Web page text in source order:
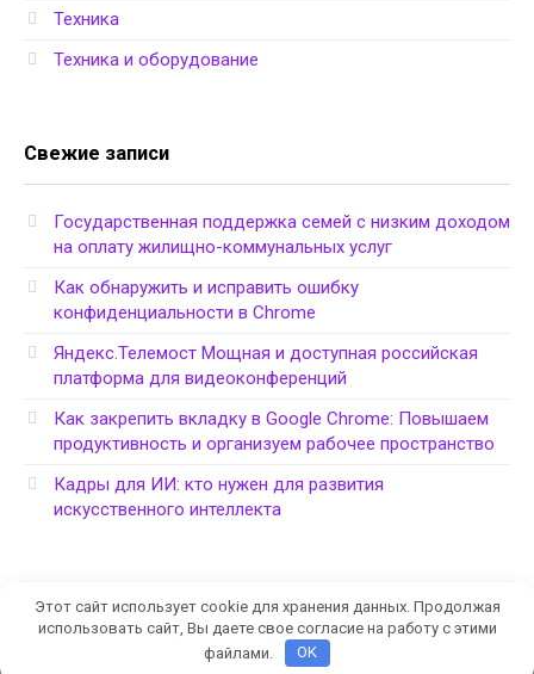
Техника
Техника и оборудование
Свежие записи
Государственная поддержка семей с низким доходом
на оплату жилищно-коммунальных услуг
Как обнаружить и исправить ошибку
конфиденциальности в Chrome
Яндекс.Телемост Мощная и доступная российская
платформа для видеоконференций
Как закрепить вкладку в Google Chrome: Повышаем
продуктивность и организуем рабочее пространство
Кадры для ИИ: кто нужен для развития
искусственного интеллекта
Политика конфиденциальности
Этот сайт использует cookie для хранения данных. Продолжая
использовать сайт, Вы даете свое согласие на работу с этими
файлами.
OK